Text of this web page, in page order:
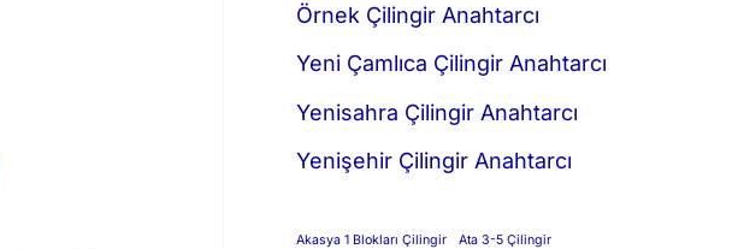
Örnek Çilingir Anahtarcı
Yeni Çamlıca Çilingir Anahtarcı
Yenisahra Çilingir Anahtarcı
Yenişehir Çilingir Anahtarcı
Akasya 1 Blokları Çilingir Ata 3-5 Çilingir